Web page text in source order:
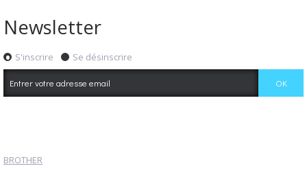
Newsletter
S'inscrire Se désinscrire
BROTHER